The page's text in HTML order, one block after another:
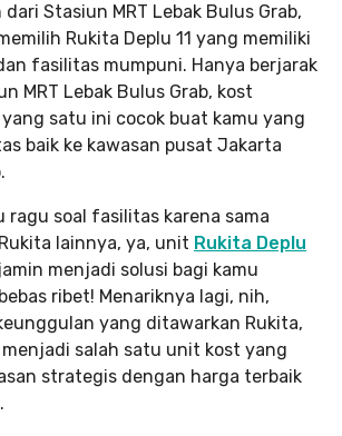
Stasiun MRT Lebak Bulus Grab,
Rukita Deplu 11 yang memiliki
fasilitas mumpuni. Hanya berjarak
MRT Lebak Bulus Grab, kost
satu ini cocok buat kamu yang
baik ke kawasan pusat Jakarta
ragu soal fasilitas karena sama
lainnya, ya, unit Rukita Deplu
menjadi solusi bagi kamu
ribet! Menariknya lagi, nih,
yang ditawarkan Rukita,
salah satu unit kost yang
strategis dengan harga terbaik